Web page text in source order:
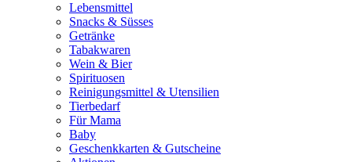
Lebensmittel
Snacks & Süsses
Getränke
Tabakwaren
Wein & Bier
Spirituosen
Reinigungsmittel & Utensilien
Tierbedarf
Für Mama
Baby
Geschenkkarten & Gutscheine